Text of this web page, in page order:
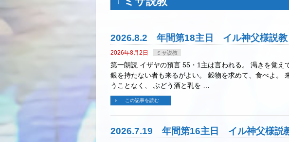
2026.8.2 年間第18主日 イル神父様説教
2026年8月2日 ミサ説教
第一朗読 イザヤの預言 55・1主は言われる。 渇きを覚え
銀を持たない者も来るがよい。 穀物を求めて、食べよ。
うことなく、 ぶどう酒と乳を …
この記事を読む
2026.7.19 年間第16主日 イル神父様説